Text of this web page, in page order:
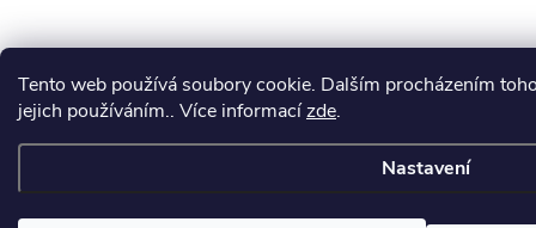
Tento web používá soubory cookie. Dalším procházením
jejich používáním.. Více informacízde.
Nastavení